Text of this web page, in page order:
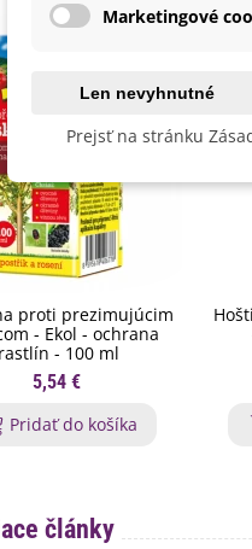
proti prezimujúcim
- Ekol - ochrana
rastlín - 100 ml
5,54 €
Pridať do košíka
články
Marketingové
Len nevyhnutné
Prejsť na stránku